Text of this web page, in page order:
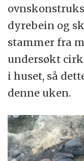
dyrebein og
stammer fra
undersøkt
i huset, så
denne uken.